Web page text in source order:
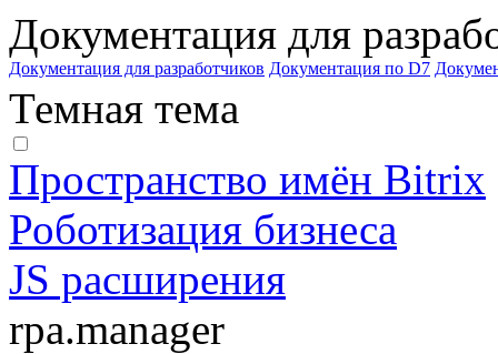
Документация для
Документация для разработчиков Документация по D7
Темная тема
Пространство имён Bitrix
Роботизация бизнеса
JS расширения
rpa.manager